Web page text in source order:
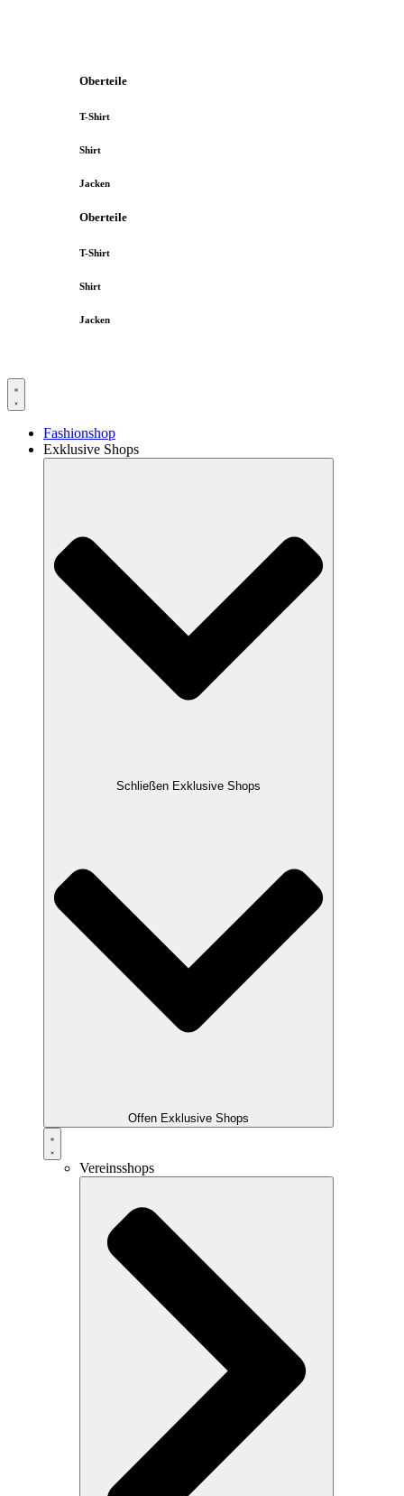
Oberteile
T-Shirt
Shirt
Jacken
Oberteile
T-Shirt
Shirt
Jacken
Fashionshop
Exklusive Shops
Schließen Exklusive Shops
Offen Exklusive Shops
Vereinsshops